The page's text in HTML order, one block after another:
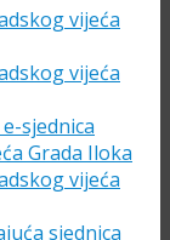
vijeća
vijeća
sjednica
Grada Iloka
vijeća
sjednica